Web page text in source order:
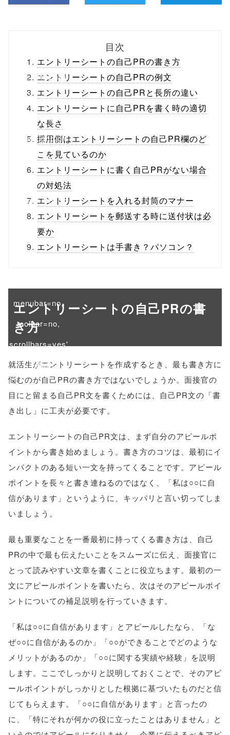
content/themes
/tapbiz_theme/
parts/sns-
buttons.php on
line10
/1074702"
onclick="windo
w.open(this.hre
f, 'Gwindow',
menubar=no,
toolbar=no,
scrollbars=yes'
); return
false;"> シェア
目次
エントリーシートの自己PRの書き方
エントリーシートの自己PRの例文
エントリーシートの自己PRと長所の違い
エントリーシートに自己PRを書く時の適切
な長さ
採用側はエントリーシートの自己PR欄のど
こを見ているのか
エントリーシートに書く自己PRがない場合
の対処法
エントリーシートを入れる封筒のマナー
エントリーシートを郵送する時に送付状は必
要か
エントリーシートは手書き？パソコン？
エントリーシートの自己PRの書
き方
就活生がエントリーシートを作成するとき、最も書き方に
悩むのが自己PRの書き方ではないでしょうか。面接官の
目にと留まる自己PR文を書くためには、自己PR文の「書
き出し」に工夫が必要です。
エントリーシートの自己PR文は、まず自分のアピールポ
イントから書き始めましょう。書き方のコツは、最初にイ
ンパクトのある短い一文を持ってくることです。アピール
ポイントを長々と書き連ねるのではなく、「私は○○に自
信があります」というように、キッパリと言い切ってしま
いましょう。
最も重要なことを一番最初に持ってくる書き方は、自己
PRの中で最も伝えたいことをスムーズに伝え、面接官に
とって読みやすい文章を書くことに役立ちます。最初の一
文にアピールポイントを書いたら、次はそのアピールポイ
ントについての補足説明を行っていきます。
「私は○○に自信があります」とアピールしたなら、「な
ぜ○○に自信があるのか」「○○ができることでどのような
メリットがあるのか」「○○に関する実績や経験」を説明
します。ここでしっかりと説明しておくことで、そのアピ
ールポイントがしっかりとした根拠に基づいたものだと信
じてもらえます。「○○に自信があります」と言ったの
に、「特にそれが何かの役に立ったことはありません」と